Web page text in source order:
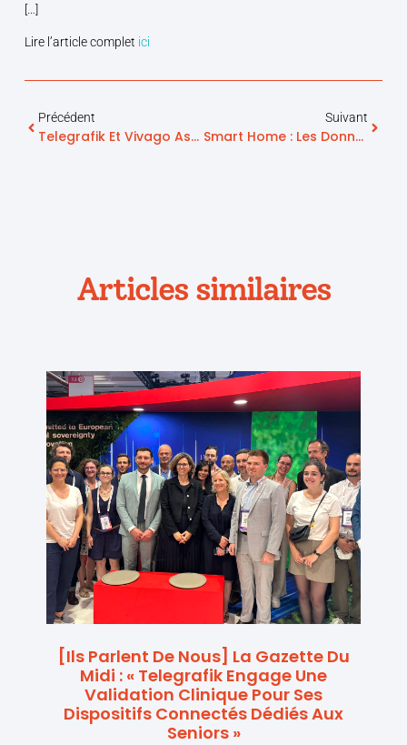
[…]
Lire l’article complet ici
Précédent
Telegrafik Et Vivago Associent Leurs Innovations Pour Protéger Plus Efficacement Les Résidents En EHPAD
Suivant
Smart Home : Les Données Capteurs Intégrées Dans La Plateforme Telegrafik
Articles similaires
[Ils Parlent De Nous] La Gazette Du
Midi : « Telegrafik Engage Une
Validation Clinique Pour Ses
Dispositifs Connectés Dédiés Aux
Seniors »